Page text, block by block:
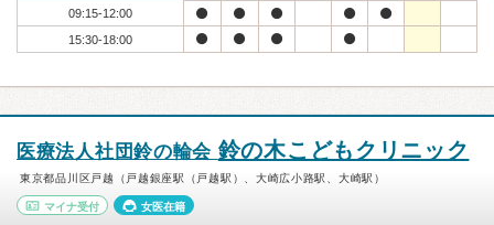
09:15-12:00
15:30-18:00
医療法人社団鈴の輪会 鈴の木こどもクリニック
東京都品川区戸越（戸越銀座駅（戸越駅）、大崎広小路駅、大崎駅）
マイナ受付 女医在籍